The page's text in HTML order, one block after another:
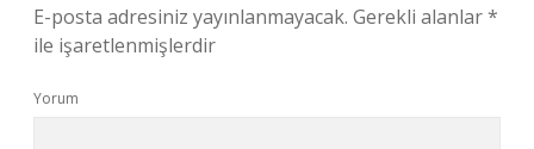
E-posta adresiniz yayınlanmayacak. Gerekli alanlar*
ile işaretlenmişlerdir
Yorum